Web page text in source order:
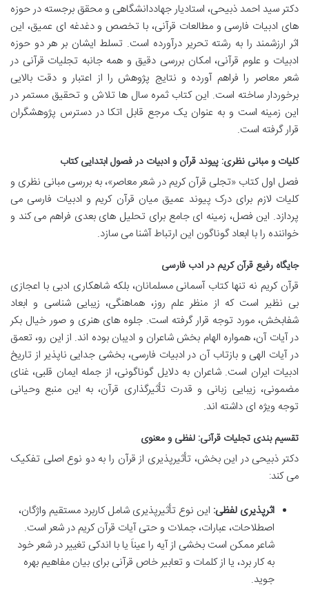
دکتر سید احمد ذبیحی، استادیار جهاددانشگاهی و محقق برجسته در حوزه
های ادبیات فارسی و مطالعات قرآنی، با تخصص و دغدغه ای عمیق، این
اثر ارزشمند را به رشته تحریر درآورده است. تسلط ایشان بر هر دو حوزه
ادبیات و علوم قرآنی، امکان بررسی دقیق و همه جانبه تجلیات قرآنی در
شعر معاصر را فراهم آورده و نتایج پژوهش را از اعتبار و دقت بالایی
برخوردار ساخته است. این کتاب ثمره سال ها تلاش و تحقیق مستمر در
این زمینه است و به عنوان یک مرجع قابل اتکا در دسترس پژوهشگران
قرار گرفته است.
کلیات و مبانی نظری: پیوند قرآن و ادبیات در فصول ابتدایی کتاب
فصل اول کتاب «تجلی قرآن کریم در شعر معاصر»، به بررسی مبانی نظری و
کلیات لازم برای درک پیوند عمیق میان قرآن کریم و ادبیات فارسی می
پردازد. این فصل، زمینه ای جامع برای تحلیل های بعدی فراهم می کند و
خواننده را با ابعاد گوناگون این ارتباط آشنا می سازد.
جایگاه رفیع قرآن کریم در ادب فارسی
قرآن کریم نه تنها کتاب آسمانی مسلمانان، بلکه شاهکاری ادبی با اعجازی
بی نظیر است که از منظر علم روز، هماهنگی، زیبایی شناسی و ابعاد
شفابخش، مورد توجه قرار گرفته است. جلوه های هنری و صور خیال بکر
در آیات آن، همواره الهام بخش شاعران و ادیبان بوده اند. از این رو، تعمق
در آیات الهی و بازتاب آن در ادبیات فارسی، بخشی جدایی ناپذیر از تاریخ
ادبیات ایران است. شاعران به دلایل گوناگونی، از جمله ایمان قلبی، غنای
مضمونی، زیبایی زبانی و قدرت تأثیرگذاری قرآن، به این منبع وحیانی
توجه ویژه ای داشته اند.
تقسیم بندی تجلیات قرآنی: لفظی و معنوی
دکتر ذبیحی در این بخش، تأثیرپذیری از قرآن را به دو نوع اصلی تفکیک
می کند:
اثرپذیری لفظی: این نوع تأثیرپذیری شامل کاربرد مستقیم واژگان،
اصطلاحات، عبارات، جملات و حتی آیات قرآن کریم در شعر است.
شاعر ممکن است بخشی از آیه را عیناَ یا با اندکی تغییر در شعر خود
به کار برد، یا از کلمات و تعابیر خاص قرآنی برای بیان مفاهیم بهره
جوید.